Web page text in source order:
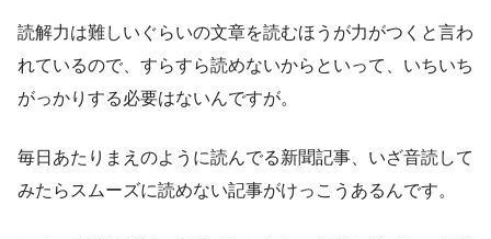
読解力は難しいぐらいの文章を読むほうが力がつくと言わ
れているので、すらすら読めないからといって、いちいち
がっかりする必要はないんですが。
毎日あたりまえのように読んでる新聞記事、いざ音読して
みたらスムーズに読めない記事がけっこうあるんです。